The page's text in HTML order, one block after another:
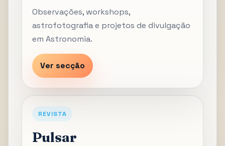
Observações, workshops,
astrofotografia e projetos de divulgação
em Astronomia.
Ver secção
REVISTA
Pulsar